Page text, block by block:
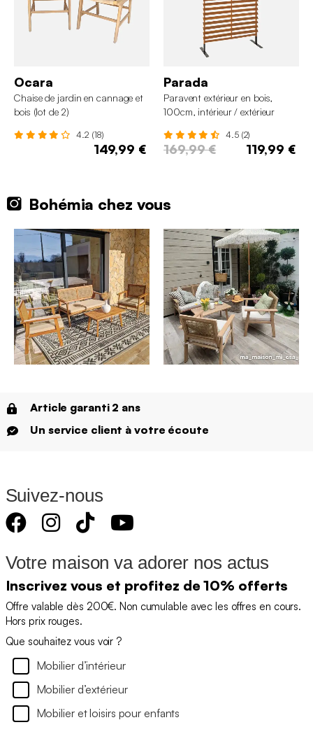
Ocara
Chaise de jardin en cannage et
bois (lot de 2)
4.2 (18)
149,99 €
Parada
Paravent extérieur en bois,
100cm, intérieur / extérieur
4.5 (2)
169,99 € 119,99 €
Bohémia chez vous
Article garanti 2 ans
Un service client à votre écoute
Suivez-nous
Votre maison va adorer nos actus
Inscrivez vous et profitez de 10% offerts
Offre valable dès 200€. Non cumulable avec les offres en cours.
Hors prix rouges.
Que souhaitez vous voir ?
Mobilier d’intérieur
Mobilier d’extérieur
Mobilier et loisirs pour enfants